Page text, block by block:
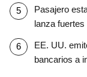
Pasajero
lanza
EE. UU.
bancarios a